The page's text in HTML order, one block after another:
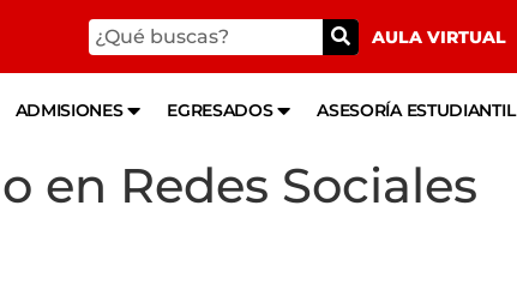
AULA VIRTUAL
ADMISIONES EGRESADOS ASESORÍA ESTUDIANTIL
en Redes Sociales